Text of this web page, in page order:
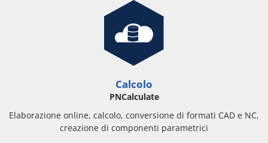
Calcolo
PNCalculate
Elaborazione online, calcolo, conversione di formati CAD e NC,
creazione di componenti parametrici